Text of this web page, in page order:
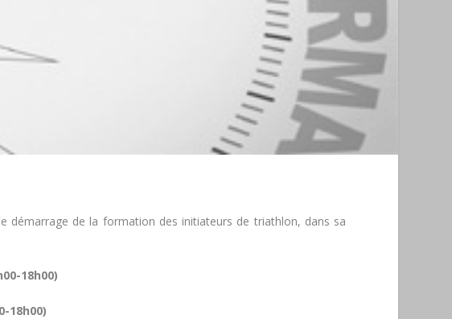
démarrage de la formation des initiateurs de triathlon, dans sa
18h00)
18h00)